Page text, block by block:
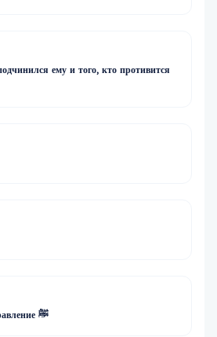
ему и того, кто противится
Его молитвенное направление ﷺ